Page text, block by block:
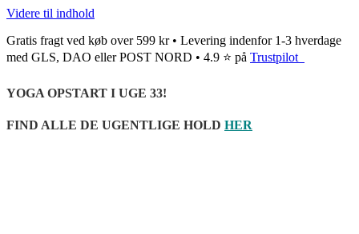
Videre til indhold
Gratis fragt ved køb over 599 kr • Levering indenfor 1-3 hverdage
med GLS, DAO eller POST NORD • 4.9 ⭐ på Trustpilot
YOGA OPSTART I UGE 33!
FIND ALLE DE UGENTLIGE HOLD HER